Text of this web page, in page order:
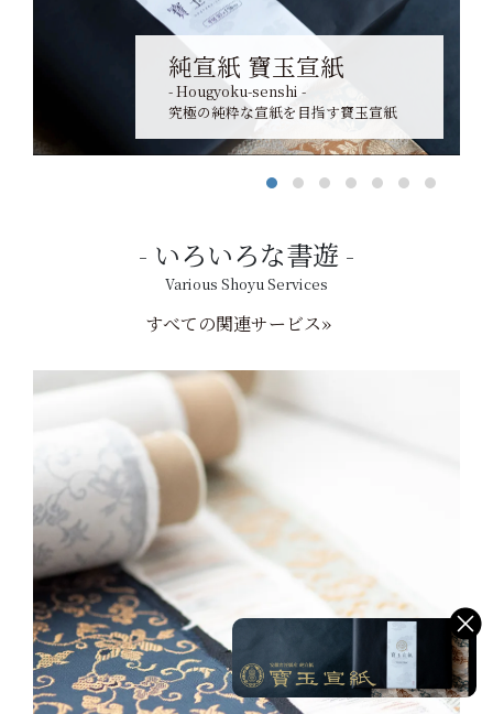
純宣紙 寶玉宣紙
- Hougyoku-senshi -
究極の純粋な宣紙を目指す寶玉宣紙
いろいろな書遊
Various Shoyu Services
すべての関連サービス»